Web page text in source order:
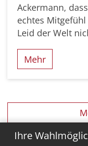
Ihre
Ackermann,
echtes
Leid der Welt
Mehr